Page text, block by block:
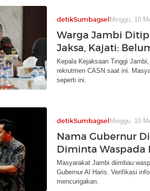
detikSumbagsel Minggu, 10
Warga Jambi
Jaksa, Kajati:
Kepala Kejaksaan Tinggi
rekrutmen CASN saat ini.
seperti ini.
detikSumbagsel Minggu, 10
Nama Gubernur
Diminta Waspada
Masyarakat Jambi diimbau
Gubernur Al Haris. Verifikasi
mencurigakan.